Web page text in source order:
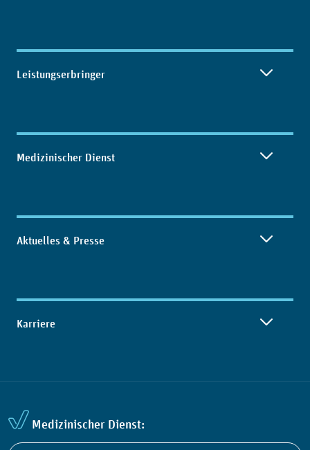
Leistungserbringer
Medizinischer Dienst
Aktuelles & Presse
Karriere
Medizinischer Dienst: